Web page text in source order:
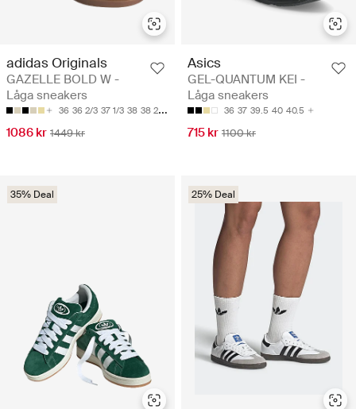
adidas Originals
GAZELLE BOLD W -
Låga sneakers
36 36 2/3 37 1/3 38 38 2/3
1086 kr 1449 kr
Asics
GEL-QUANTUM KEI -
Låga sneakers
36 37 39.5 40 40.5
715 kr 1100 kr
35% Deal 25% Deal